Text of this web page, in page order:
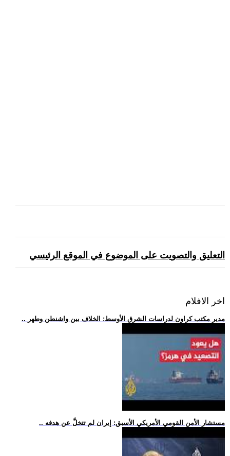
التعليق والتصويت على الموضوع في الموقع الرئيسي
اخر الافلام
.. مدير مكتب كراون لدراسات الشرق الأوسط: الخلاف بين واشنطن وطهر
.. مستشار الأمن القومي الأمريكي الأسبق: إيران لم تتخلَّ عن هدفه